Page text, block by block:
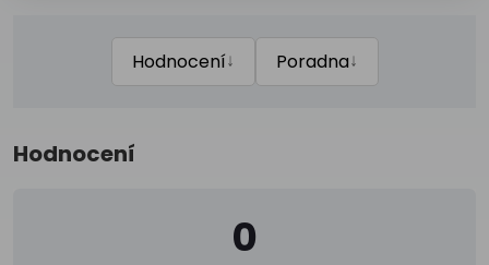
Hodnocení↓ Poradna↓
Hodnocení
0